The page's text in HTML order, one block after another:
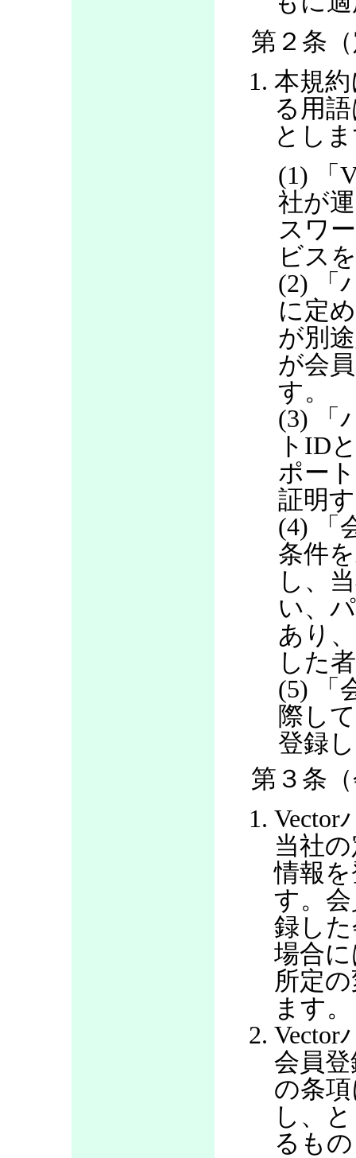
第２条
本規
る用
とし
(1) 「
社が
スワ
ビス
(2) 「
に定
が別
が会
す。
(3) 「
トID
ポー
証明
(4) 「
条件
し、
い、
あり
した
(5) 「
際し
登録
第３条
Vector
当社
情報
す。
録し
場合
所定
ます。
Vector
会員
の条
し、
るも